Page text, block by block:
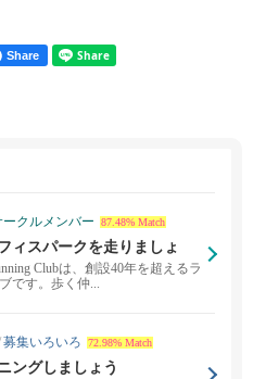
Share
ークルメンバー 87.48% Match
ィスパークを走りましょ
Clubは、創設40年を超えるラ
です。歩く仲...
募集いろいろ 72.98% Match
ングしましょう